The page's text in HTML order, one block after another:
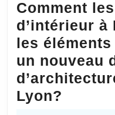
Comment
d’intérieur
les
un nouveau
Lyon?